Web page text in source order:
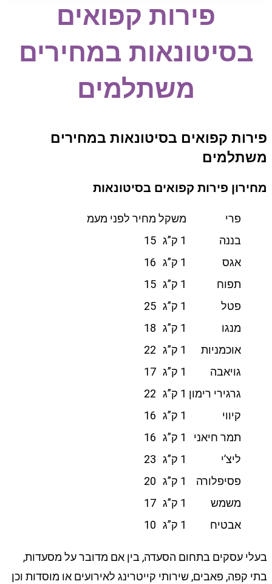
פירות קפואים
בסיטונאות במחירים
משתלמים
פירות קפואים בסיטונאות במחירים
משתלמים
מחירון פירות קפואים בסיטונאות
פרי משקלמחיר לפני מעמ
בננה
1 ק”ג
15
אגס
1 ק”ג
16
תפוח
1 ק”ג
15
פטל
1 ק”ג
25
מנגו
1 ק”ג
18
אוכמניות
1 ק”ג
22
גויאבה
1 ק”ג
17
גרגירי רימון
1 ק”ג
22
קיווי
1 ק”ג
16
תמר חיאני
1 ק”ג
16
ליצ’י
1 ק”ג
23
פסיפלורה
1 ק”ג
20
משמש
1 ק”ג
17
אבטיח
1 ק”ג 10
בעלי עסקים בתחום הסעדה, בין אם מדובר על מסעדות,
בתי קפה, פאבים, שירותי קייטרינג לאירועים או מוסדות וכן